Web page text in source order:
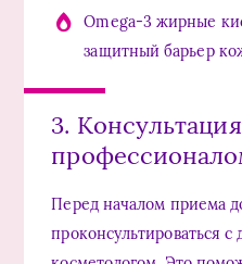
Omega-3 жирные
защитный барьер
3.
Перед началом приема
проконсультироваться